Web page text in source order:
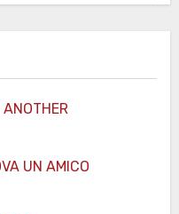
UN AMICO